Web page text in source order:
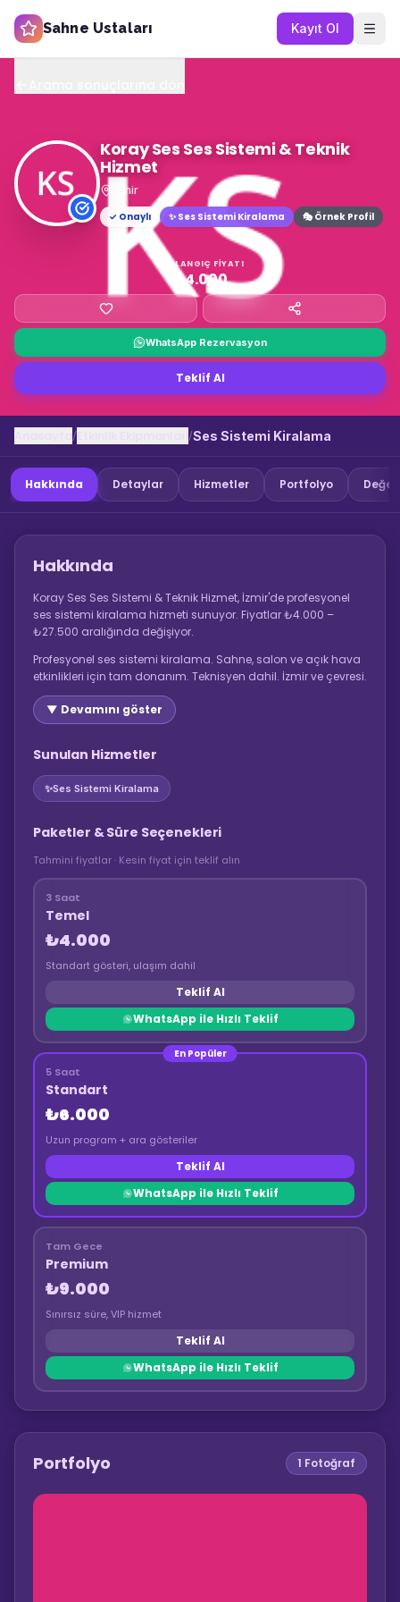
Sahne Ustaları Kayıt Ol
Koray Ses Ses Sistemi & Teknik
Hizmet
İzmir
✓ Onaylı
✨ Ses Sistemi Kiralama 🎭 Örnek Profil
BAŞLANGIÇ FIYATI
₺4.000
WhatsApp Rezervasyon
Teklif Al
/ /Ses Sistemi Kiralama
Hakkında Detaylar Hizmetler Portfolyo
Hakkında
Koray Ses Ses Sistemi & Teknik Hizmet, İzmir'de profesyonel
ses sistemi kiralama hizmeti sunuyor. Fiyatlar ₺4.000 –
₺27.500 aralığında değişiyor.
Profesyonel ses sistemi kiralama. Sahne, salon ve açık hava
etkinlikleri için tam donanım. Teknisyen dahil. İzmir ve çevresi.
▼ Devamını göster
Sunulan Hizmetler
✨Ses Sistemi Kiralama
Paketler & Süre Seçenekleri
Tahmini fiyatlar · Kesin fiyat için teklif alın
3 Saat
Temel
₺4.000
Standart gösteri, ulaşım dahil
Teklif Al
WhatsApp ile Hızlı Teklif
En Popüler
5 Saat
Standart
₺6.000
Uzun program + ara gösteriler
Teklif Al
WhatsApp ile Hızlı Teklif
Tam Gece
Premium
₺9.000
Sınırsız süre, VIP hizmet
Teklif Al
WhatsApp ile Hızlı Teklif
Portfolyo 1 Fotoğraf